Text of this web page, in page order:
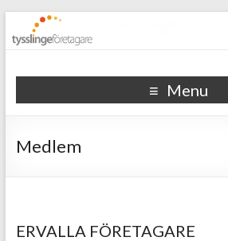
Tysslinge Menu
Medlem
ERVALLA FÖRETAGARE